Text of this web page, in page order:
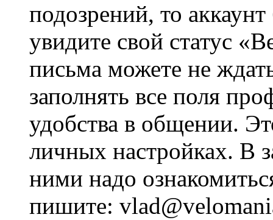
подозрений, то
увидите свой статус
письма можете не
заполнять все поля
удобства в общении.
личных настройках. В
ними надо
пишите: